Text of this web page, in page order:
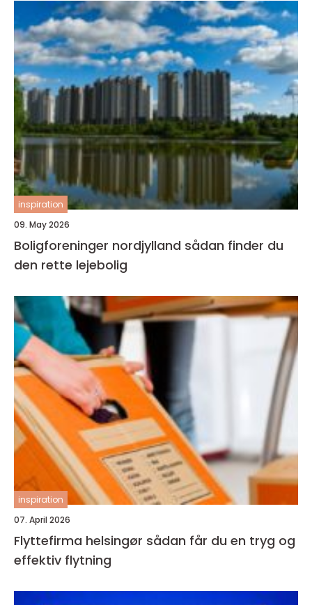
inspiration
09. May 2026
Boligforeninger nordjylland sådan finder du
den rette lejebolig
inspiration
07. April 2026
Flyttefirma helsingør sådan får du en tryg og
effektiv flytning